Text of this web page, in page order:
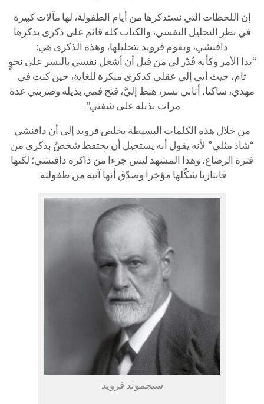
إن اللحظات التي نستذكرها من أيام الطفولة، لها مآلات كبيرة
في نظر التحليل النفسي، والكتاب كله قائم على ذكرى يذكرها
دافنشي، ويقوم فرويد بتحليلها، وهذه الذكرى هي:
“بدا الأمر وكأنه قُدّر لي من قبل أن أشغل نفسي بالنسر على نحوٍ
تام، حيث أتى إلى عقلي كذكرى مبكرة للغاية، حين كنت في
مهدي، ساكنا، أتاني نسر، هبط إليَّ، فتح فمي بذيله وضربني عدة
مرات بذيله على شفتي”.
من خلال هذه الكلمات البسيطة يخلص فرويد إلى أن دافنشي
“شاذ مثلي” لأنه يقول أنه يستحيل أن يحتفظ شخصٌ بذكرى من
فترة الرضاع، وهذا المشهد ليس جزءا من ذاكرة دافنشي؛ لكنها
فانتازيا شكّلها مؤخرا وصدّق أنها آتية من طفولته.
سيجموند فرويد